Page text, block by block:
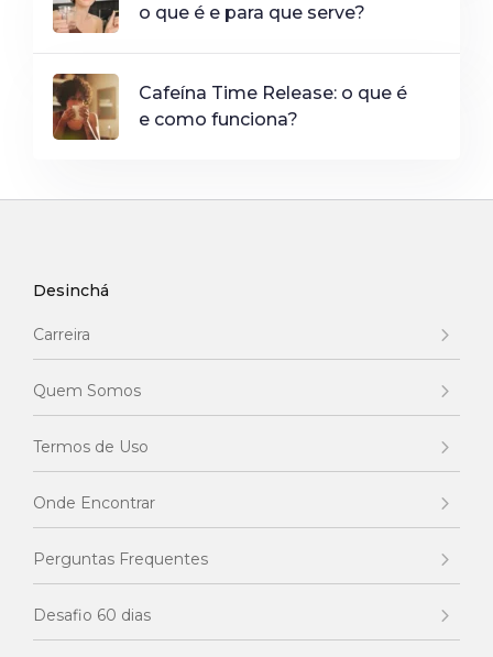
o que é e para que serve?
Cafeína Time Release: o que é
e como funciona?
Desinchá
Carreira
Quem Somos
Termos de Uso
Onde Encontrar
Perguntas Frequentes
Desafio 60 dias